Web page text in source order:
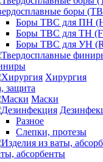
боры
Боры ТВС для ПН
Боры ТВС для ТН
Боры ТВС для УН
Хирургия
защита
Маски
Разное
Слепки, протезы
абсорбенты